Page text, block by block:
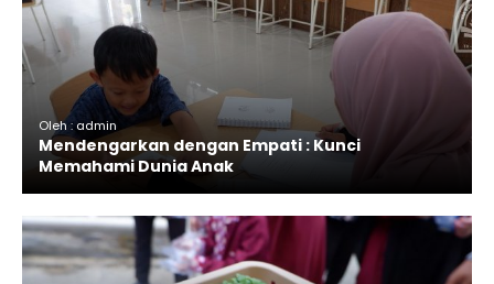
Oleh : admin
Mendengarkan dengan Empati : Kunci
Memahami Dunia Anak